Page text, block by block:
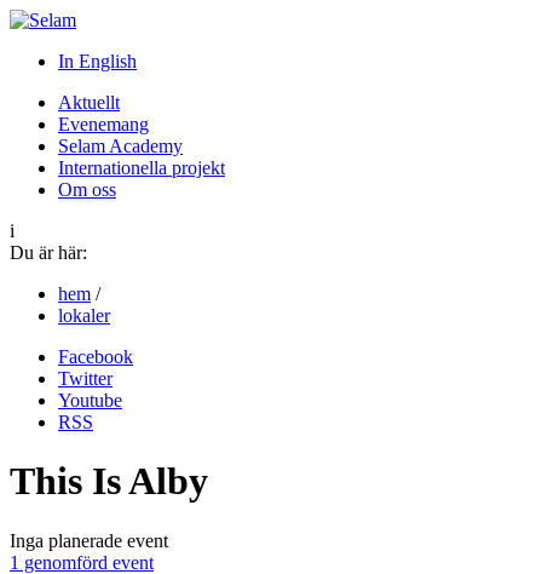
In English
Aktuellt
Evenemang
Selam Academy
Internationella projekt
Om oss
i
Du är här:
hem /
lokaler
Facebook
Twitter
Youtube
RSS
This Is Alby
Inga planerade event
1 genomförd event